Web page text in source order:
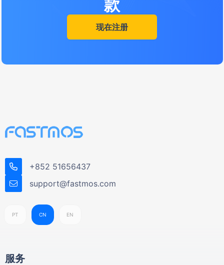
款
现在注册
+852 51656437
support@fastmos.com
PT CN EN
服务